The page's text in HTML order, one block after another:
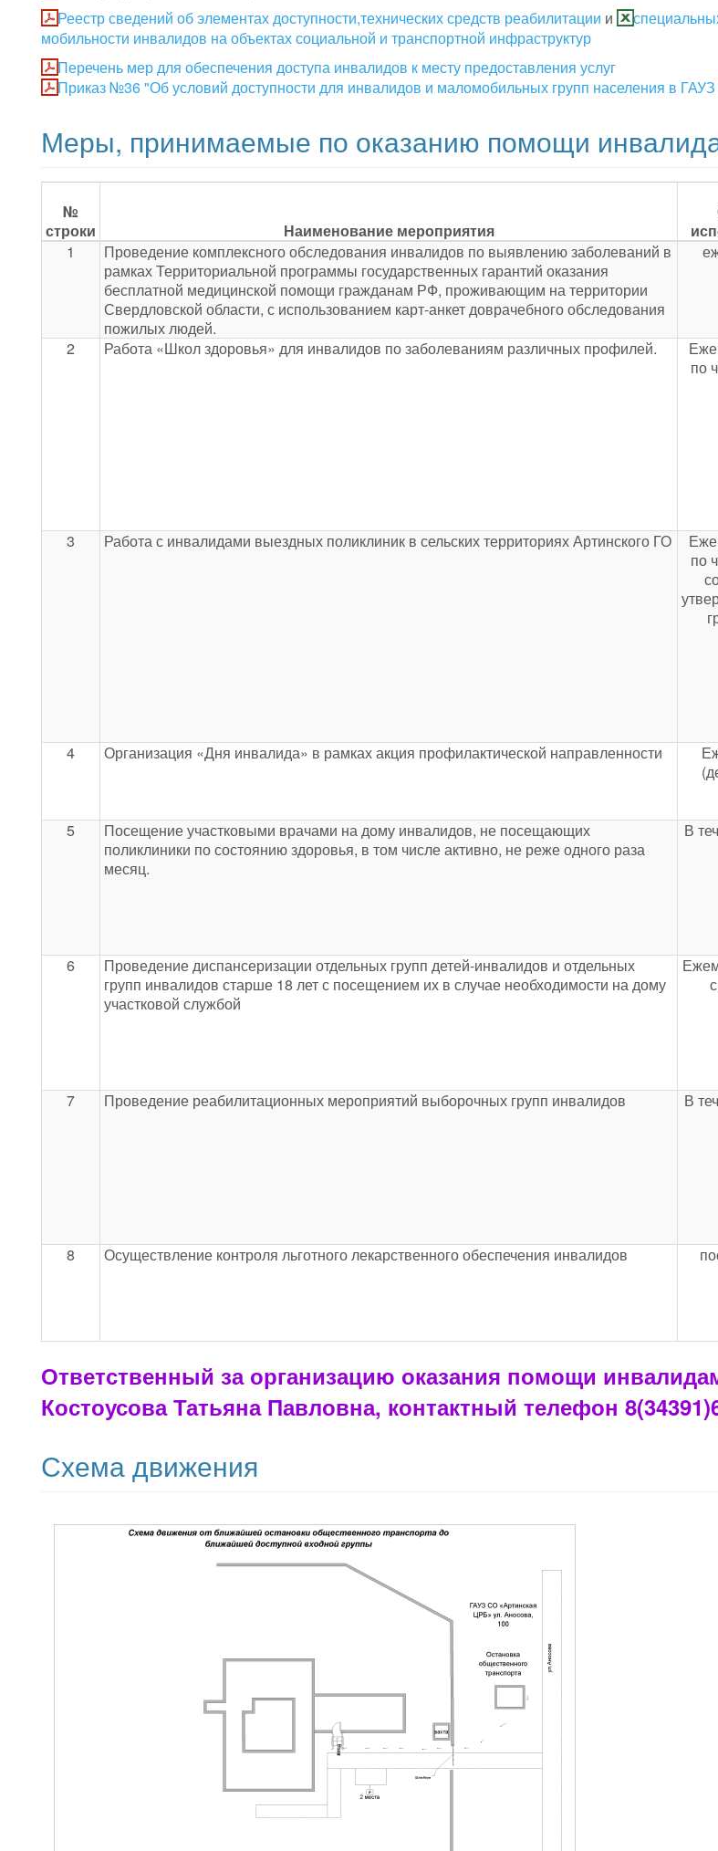
Реестр сведений об элементах доступности,технических средств реабилитации и
мобильности инвалидов на объектах социальной и транспортной инфраструктур
Перечень мер для обеспечения доступа инвалидов к месту предоставления услуг
Приказ №36 "Об условий доступности для инвалидов и маломобильных групп населения в
Меры, принимаемые по оказанию помощи
№
строки
Наименование мероприятия
1
Проведение комплексного обследования инвалидов по выявлению заболеваний в
рамках Территориальной программы государственных гарантий оказания
бесплатной медицинской помощи гражданам РФ, проживающим на территории
Свердловской области, с использованием карт-анкет доврачебного обследования
пожилых людей.
2 Работа «Школ здоровья» для инвалидов по заболеваниям различных профилей.
по
3
Работа с инвалидами выездных поликлиник в сельских территориях Артинского ГО
по
4
Организация «Дня инвалида» в рамках акция профилактической направленности
5
Посещение участковыми врачами на дому инвалидов, не посещающих
поликлиники по состоянию здоровья, в том числе активно, не реже одного раза
месяц.
В
6
Проведение диспансеризации отдельных групп детей-инвалидов и отдельных
групп инвалидов старше 18 лет с посещением их в случае необходимости на дому
участковой службой
7 Проведение реабилитационных мероприятий выборочных групп инвалидов В
8 Осуществление контроля льготного лекарственного обеспечения инвалидов
Ответственный за организацию оказания помощи
Костоусова Татьяна Павловна, контактный телефон
Схема движения